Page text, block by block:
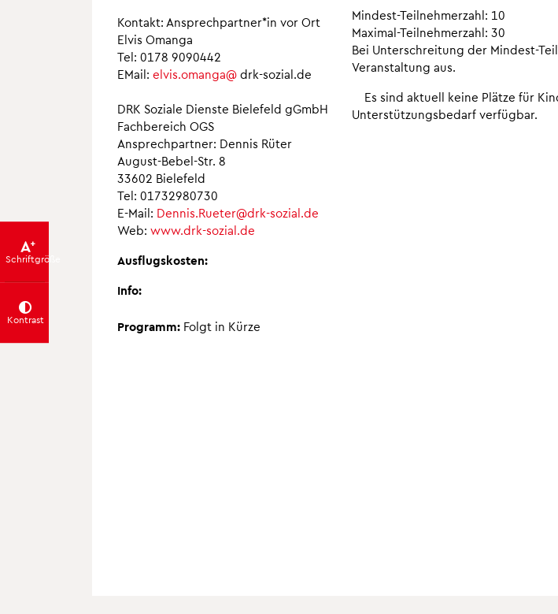
Schrift­größe
Kontrast
Kontakt: Ansprechpartner*in vor Ort
Elvis Omanga
Tel: 0178 9090442
EMail: elvis.omanga@ drk-sozial.de
DRK Soziale Dienste Bielefeld gGmbH
Fachbereich OGS
Ansprechpartner: Dennis Rüter
August-Bebel-Str. 8
33602 Bielefeld
Tel: 01732980730
E-Mail: Dennis.Rueter@drk-sozial.de
Web: www.drk-sozial.de
Ausflugskosten:
Info:
Mindest-Teilnehmerzahl: 10
Maximal-Teilnehmerzahl: 30
Bei Unterschreitung der Mindest-
Veranstaltung aus.
Es sind aktuell keine Plätze für
Unterstützungsbedarf verfügbar.
Programm: Folgt in Kürze